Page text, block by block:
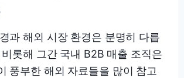
과 해외 시장 환경은 분명히 다릅
롯해 그간 국내 B2B 매출 조직은
풍부한 해외 자료들을 많이 참고